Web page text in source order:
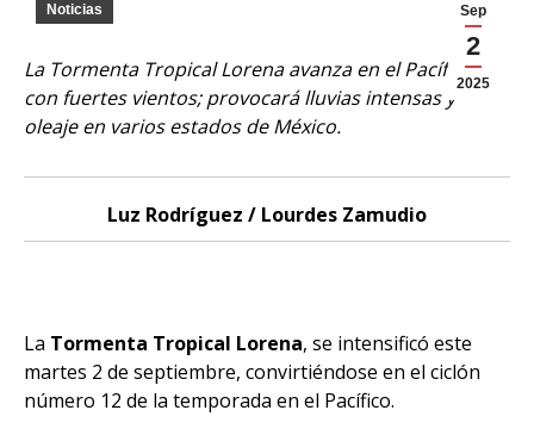
Sep
2
2025
Noticias
La Tormenta Tropical Lorena avanza en el Pacífico
con fuertes vientos; provocará lluvias intensas y
oleaje en varios estados de México.
Luz Rodríguez / Lourdes Zamudio
La Tormenta Tropical Lorena, se intensificó este
martes 2 de septiembre, convirtiéndose en el ciclón
número 12 de la temporada en el Pacífico.